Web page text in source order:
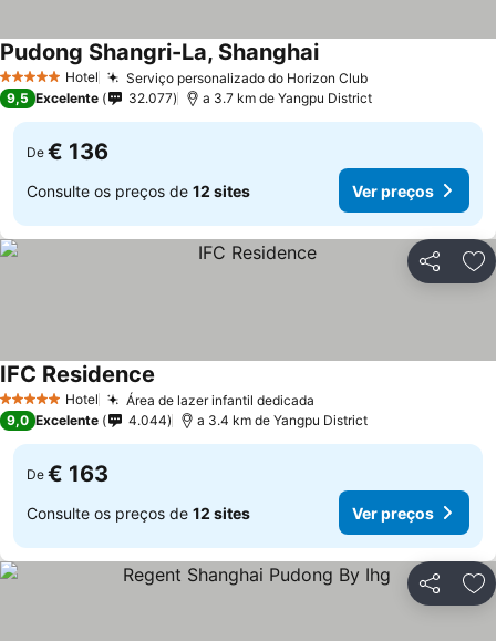
5 Estrelas Hotel Serviço personalizado do Horizon ClubVer preços
Pudong Shangri-La, ShanghaiVer preços
9,5 Excelente 32.077 a 3.7 km de Yangpu District
De € 136
Consulte os preços de 12 sites Ver preços
Partilhar
5 Estrelas Hotel Área de lazer infantil dedicada
IFC Residence
9,0 Excelente 4.044 a 3.4 km de Yangpu District
De € 163
Consulte os preços de 12 sites Ver preços
Partilhar